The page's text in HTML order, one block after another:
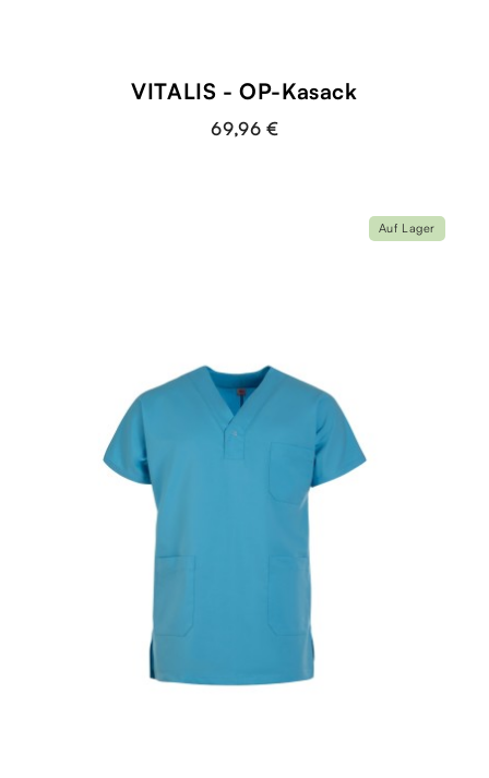
VITALIS - OP-Kasack
69,96 €
Auf Lager